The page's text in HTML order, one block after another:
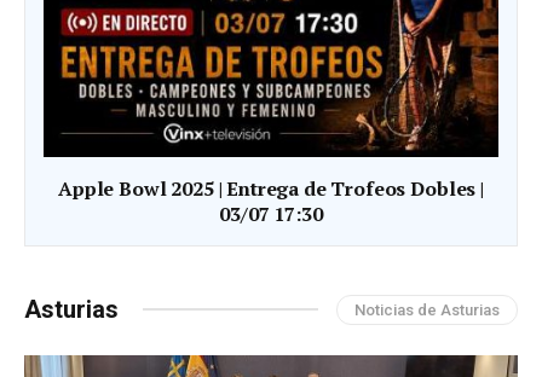
Apple Bowl 2025 | Entrega de Trofeos Dobles |
03/07 17:30
Asturias Noticias de Asturias